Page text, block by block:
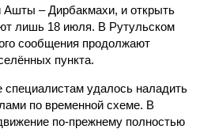
Ашты – Дирбакмахи, и открыть
лишь 18 июля. В Рутульском
сообщения продолжают
пункта.
специалистам удалось наладить
по временной схеме. В
по-прежнему полностью